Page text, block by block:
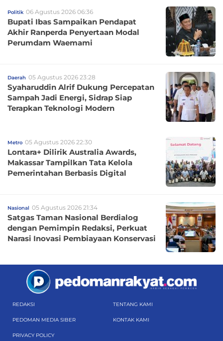
Politik 06 Agustus 2026 06:36
Bupati Ibas Sampaikan Pendapat
Akhir Ranperda Penyertaan Modal
Perumdam Waemami
Daerah 05 Agustus 2026 23:28
Syaharuddin Alrif Dukung Percepatan
Sampah Jadi Energi, Sidrap Siap
Terapkan Teknologi Modern
Metro 05 Agustus 2026 22:30
Lontara+ Dilirik Australia Awards,
Makassar Tampilkan Tata Kelola
Pemerintahan Berbasis Digital
Nasional 05 Agustus 2026 21:34
Satgas Taman Nasional Berdialog
dengan Pemimpin Redaksi, Perkuat
Narasi Inovasi Pembiayaan Konservasi
REDAKSI TENTANG KAMI
PEDOMAN MEDIA SIBER KONTAK KAMI
PRIVACY POLICY